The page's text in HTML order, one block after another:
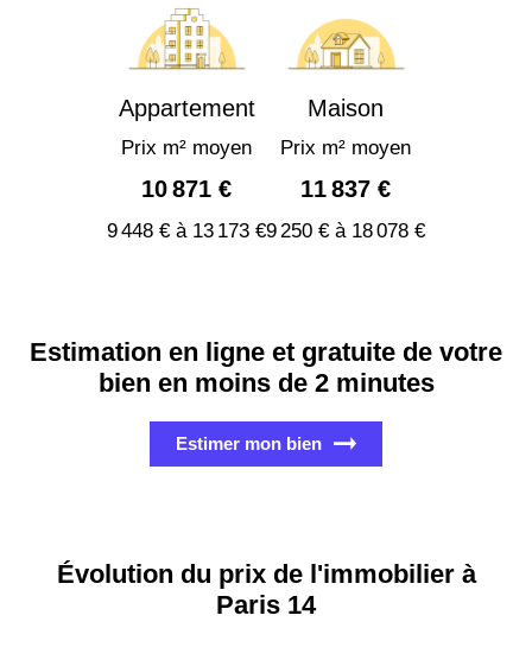
Appartement
Prix m² moyen
10 871 €
9 448 € à 13 173 €
Maison
Prix m² moyen
11 837 €
9 250 € à 18 078 €
Estimation en ligne et gratuite de votre
bien en moins de 2 minutes
Estimer mon bien
Évolution du prix de l'immobilier à
Paris 14